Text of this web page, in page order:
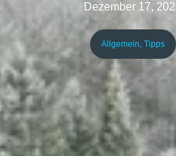
Dezember 17,
Allgemein, Tipps